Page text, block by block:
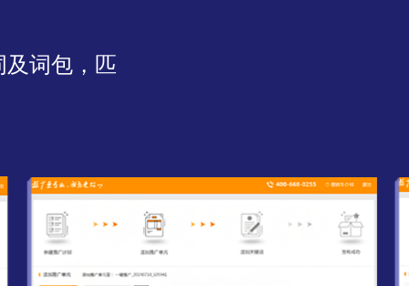
词包，匹